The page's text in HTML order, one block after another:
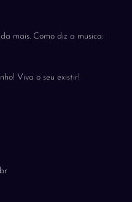
mais. Como diz a musica:
Viva o seu existir!